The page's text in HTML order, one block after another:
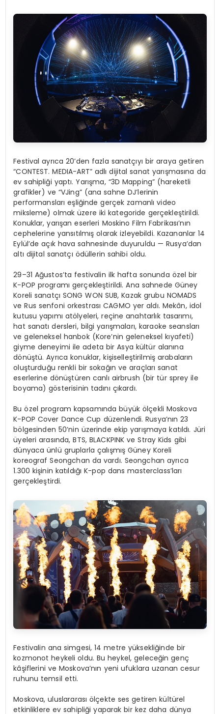
Festival ayrıca 20’den fazla sanatçıyı bir araya getiren
“CONTEST. MEDIA-ART” adlı dijital sanat yarışmasına da
ev sahipliği yaptı. Yarışma, “3D Mapping” (hareketli
grafikler) ve “VJing” (ana sahne DJ’lerinin
performansları eşliğinde gerçek zamanlı video
miksleme) olmak üzere iki kategoride gerçekleştirildi.
Konuklar, yarışan eserleri Moskino Film Fabrikası’nın
cephelerine yansıtılmış olarak izleyebildi. Kazananlar 14
Eylül’de açık hava sahnesinde duyuruldu — Rusya’dan
altı dijital sanatçı ödüllerin sahibi oldu.
29–31 Ağustos’ta festivalin ilk hafta sonunda özel bir
K-POP programı gerçekleştirildi. Ana sahnede Güney
Koreli sanatçı SONG WON SUB, Kazak grubu NOMADS
ve Rus senfoni orkestrası CAGMO yer aldı. Mekân, idol
kutusu yapımı atölyeleri, reçine anahtarlık tasarımı,
hat sanatı dersleri, bilgi yarışmaları, karaoke seansları
ve geleneksel hanbok (Kore’nin geleneksel kıyafeti)
giyme deneyimi ile adeta bir Asya kültür alanına
dönüştü. Ayrıca konuklar, kişiselleştirilmiş arabaların
oluşturduğu renkli bir sokağın ve araçları sanat
eserlerine dönüştüren canlı airbrush (bir tür sprey ile
boyama) gösterisinin tadını çıkardı.
Bu özel program kapsamında büyük ölçekli Moskova
K-POP Cover Dance Cup düzenlendi. Rusya’nın 23
bölgesinden 50’nin üzerinde ekip yarışmaya katıldı. Jüri
üyeleri arasında, BTS, BLACKPINK ve Stray Kids gibi
dünyaca ünlü gruplarla çalışmış Güney Koreli
koreograf Seongchan da vardı. Seongchan ayrıca
1.300 kişinin katıldığı K-pop dans masterclass’ları
gerçekleştirdi.
Festivalin ana simgesi, 14 metre yüksekliğinde bir
kozmonot heykeli oldu. Bu heykel, geleceğin genç
kâşiflerini ve Moskova’nın yeni ufuklara uzanan cesur
ruhunu temsil etti.
Moskova, uluslararası ölçekte ses getiren kültürel
etkinliklere ev sahipliği yaparak bir kez daha dünya